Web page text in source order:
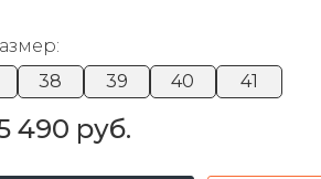
38 39 40 41
490 руб.